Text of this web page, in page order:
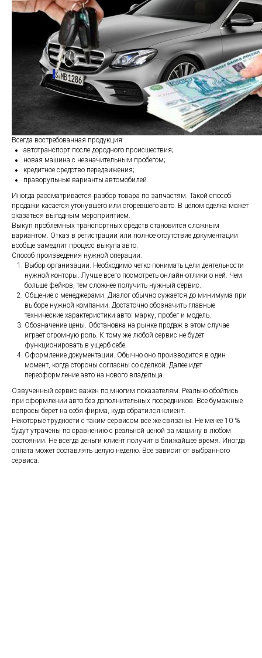
Всегда востребованная продукция:
автотранспорт после дородного происшествия;
новая машина с незначительным пробегом;
кредитное средство передвижения;
праворульные варианты автомобилей.
Иногда рассматривается разбор товара по запчастям. Такой способ
продажи касается утонувшего или сгоревшего авто. В целом сделка может
оказаться выгодным мероприятием.
Выкуп проблемных транспортных средств становится сложным
вариантом. Отказ в регистрации или полное отсутствие документации
вообще замедлит процесс выкупа авто.
Способ произведения нужной операции:
Выбор организации. Необходимо четко понимать цели деятельности
нужной конторы. Лучше всего посмотреть онлайн-отлики о ней. Чем
больше фейков, тем сложнее получить нужный сервис..
Общение с менеджерами. Диалог обычно сужается до минимума при
выборе нужной компании. Достаточно обозначить главные
технические характеристики авто: марку, пробег и модель.
Обозначение цены. Обстановка на рынке продаж в этом случае
играет огромную роль. К тому же любой сервис не будет
функционировать в ущерб себе.
Оформление документации. Обычно оно производится в один
момент, когда стороны согласны со сделкой. Далее идет
переоформление авто на нового владельца.
Озвученный сервис важен по многим показателям. Реально обойтись
при оформлении авто без дополнительных посредников. Все бумажные
вопросы берет на себя фирма, куда обратился клиент.
Некоторые трудности с таким сервисом все же связаны. Не менее 10 %
будут утрачены по сравнению с реальной ценой за машину в любом
состоянии. Не всегда деньги клиент получит в ближайшее время. Иногда
оплата может составлять целую неделю. Все зависит от выбранного
сервиса.